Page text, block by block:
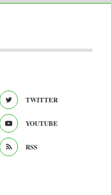
TWITTER
YOUTUBE
RSS